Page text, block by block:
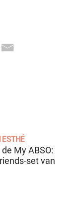
ESTHÉ
My ABSO:
set van